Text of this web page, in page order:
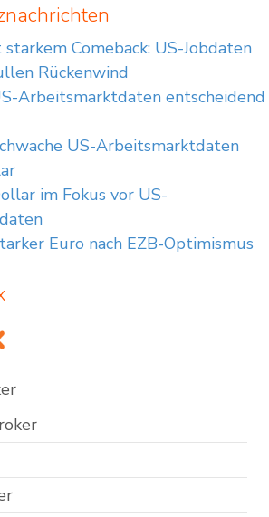
Comeback: US-Jobdaten
Rückenwind
Arbeitsmarktdaten entscheidend
US-Arbeitsmarktdaten
im Fokus vor US-
Euro nach EZB-Optimismus